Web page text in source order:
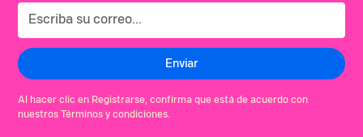
Al hacer clic en Registrarse, confirma que está de acuerdo con
nuestros Términos y condiciones.